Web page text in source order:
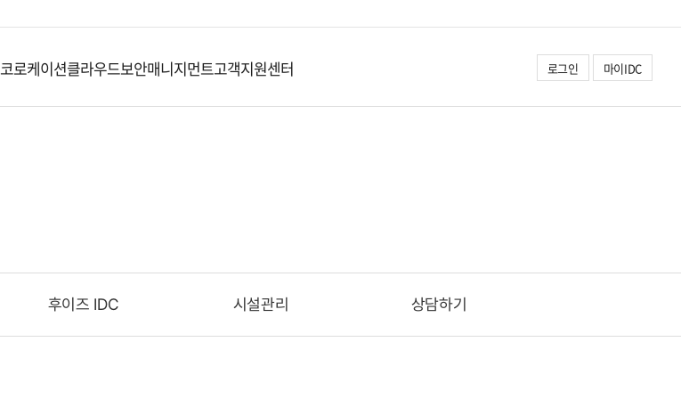
코로케이션클라우드보안매니지먼트고객지원센터 로그인 마이IDC
후이즈 IDC 시설관리 상담하기